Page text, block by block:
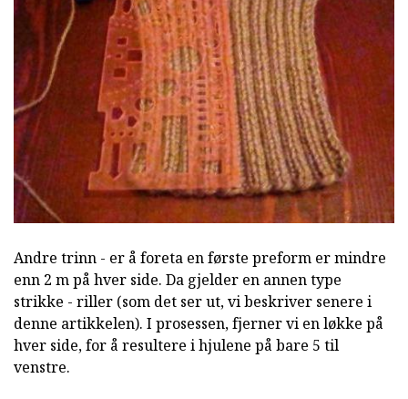
Andre trinn - er å foreta en første preform er mindre
enn 2 m på hver side. Da gjelder en annen type
strikke - riller (som det ser ut, vi beskriver senere i
denne artikkelen). I prosessen, fjerner vi en løkke på
hver side, for å resultere i hjulene på bare 5 til
venstre.